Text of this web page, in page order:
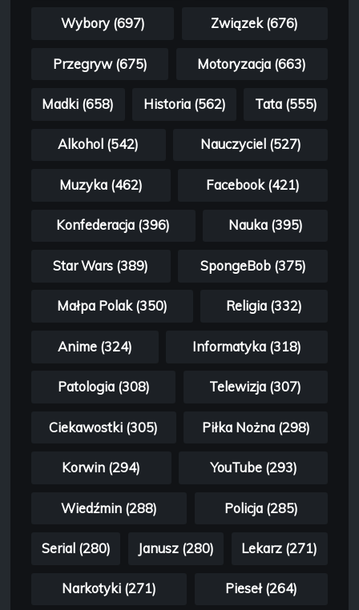
Wybory (697) Związek (676)
Przegryw (675) Motoryzacja (663)
Madki (658) Historia (562) Tata (555)
Alkohol (542) Nauczyciel (527)
Muzyka (462) Facebook (421)
Konfederacja (396) Nauka (395)
Star Wars (389) SpongeBob (375)
Małpa Polak (350) Religia (332)
Anime (324) Informatyka (318)
Patologia (308) Telewizja (307)
Ciekawostki (305) Piłka Nożna (298)
Korwin (294) YouTube (293)
Wiedźmin (288) Policja (285)
Serial (280) Janusz (280) Lekarz (271)
Narkotyki (271) Pieseł (264)